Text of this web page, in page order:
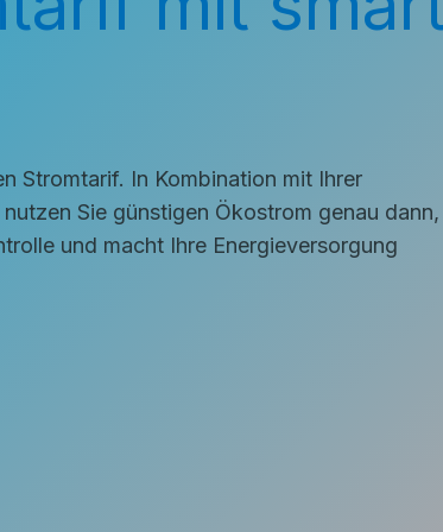
Stromtarif. In Kombination mit Ihrer
Sie günstigen Ökostrom genau dann,
und macht Ihre Energieversorgung